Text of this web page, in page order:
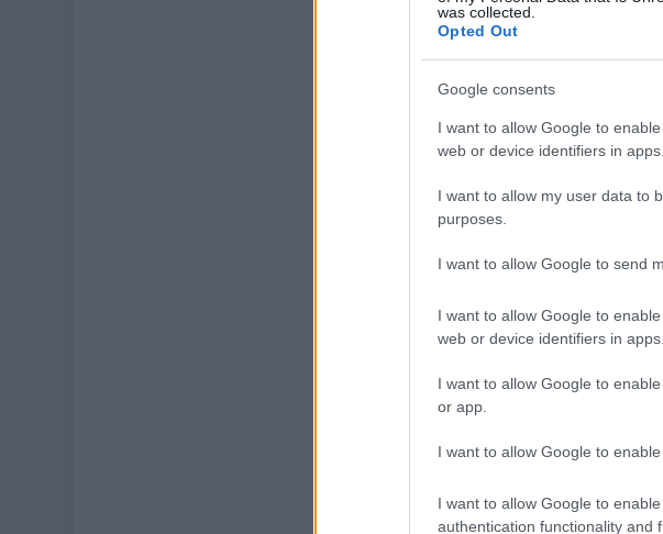
was collected.
Opted Out
Google consents
I want to allow Google to
web or device identifiers in apps.
I want to allow my user data to
purposes.
I want to allow Google to send
I want to allow Google to
web or device identifiers in apps.
I want to allow Google to
or app.
I want to allow Google to
I want to allow Google to
authentication functionality and